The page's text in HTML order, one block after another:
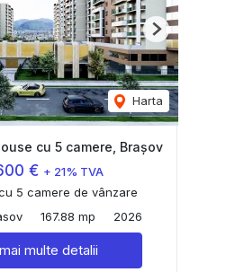
Harta
Next
cu 5 camere, Brașov
€ + 21% TVA
5 camere de vânzare
167.88 mp 2026
multe detalii